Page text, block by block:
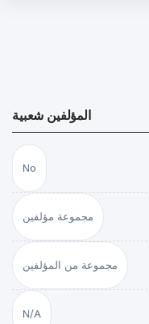
المؤلفين شعبية
No
مجموعة مؤلفين
مجموعة من المؤلفين
N/A